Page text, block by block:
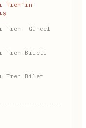
Tren’in
Tren Güncel
Tren Bileti
Tren Bilet